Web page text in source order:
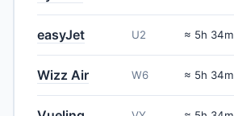
easyJet U2 ≈ 5h 34m
Wizz Air W6 ≈ 5h 34m